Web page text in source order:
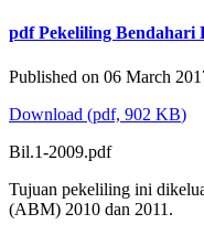
pdf Pekeliling Bendahari
Published on 06 March
Download (pdf, 902 KB)
Bil.1-2009.pdf
Tujuan pekeliling ini
(ABM) 2010 dan 2011.